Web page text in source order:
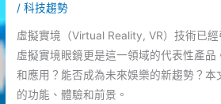
/科技趨勢
虛擬實境（Virtual Reality, VR）技術已
虛擬實境眼鏡更是這一領域的代表性產品
和應用？能否成為未來娛樂的新趨勢？本
的功能、體驗和前景。